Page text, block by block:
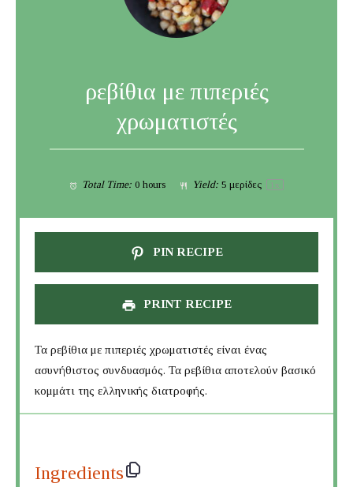
ρεβίθια με πιπεριές
χρωματιστές
Total Time: 0 hours Yield: 5 μερίδες 1 x
PIN RECIPE
PRINT RECIPE
Τα ρεβίθια με πιπεριές χρωματιστές είναι ένας
ασυνήθιστος συνδυασμός. Τα ρεβίθια αποτελούν βασικό
κομμάτι της ελληνικής διατροφής.
Ingredients